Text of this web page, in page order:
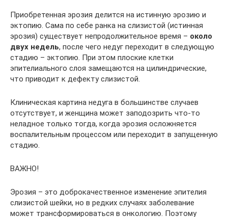
Приобретенная эрозия делится на истинную эрозию и
эктопию. Сама по себе ранка на слизистой (истинная
эрозия) существует непродолжительное время – около
двух недель, после чего недуг переходит в следующую
стадию – эктопию. При этом плоские клетки
эпителиального слоя замещаются на цилиндрические,
что приводит к дефекту слизистой.
Клиническая картина недуга в большинстве случаев
отсутствует, и женщина может заподозрить что-то
неладное только тогда, когда эрозия осложняется
воспалительным процессом или переходит в запущенную
стадию.
ВАЖНО!
Эрозия – это доброкачественное изменение эпителия
слизистой шейки, но в редких случаях заболевание
может трансформироваться в онкологию. Поэтому